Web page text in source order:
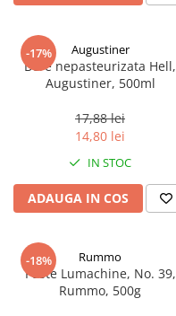
-17% Augustiner
Bere nepasteurizata Hell,
Augustiner, 500ml
17,88 lei
14,80 lei
IN STOC
ADAUGA IN COS
-18% Rummo
Paste Lumachine, No. 39,
Rummo, 500g